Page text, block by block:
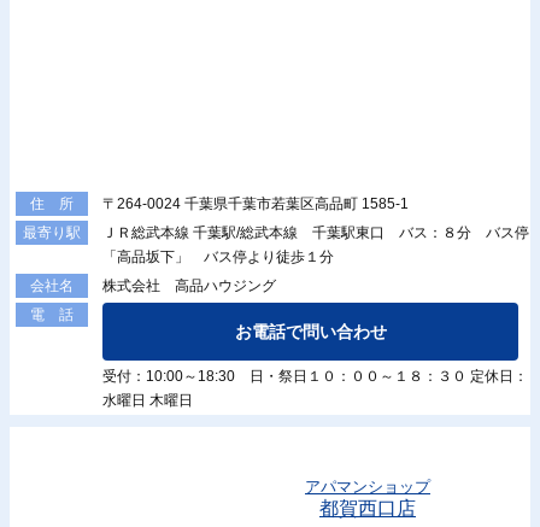
住 所
〒264-0024 千葉県千葉市若葉区高品町 1585-1
最寄り駅
ＪＲ総武本線 千葉駅/総武本線 千葉駅東口 バス：８分 バス停
「高品坂下」 バス停より徒歩１分
会社名
株式会社 高品ハウジング
電 話
お電話で問い合わせ
受付：10:00～18:30 日・祭日１０：００～１８：３０ 定休日：
水曜日 木曜日
アパマンショップ
都賀西口店